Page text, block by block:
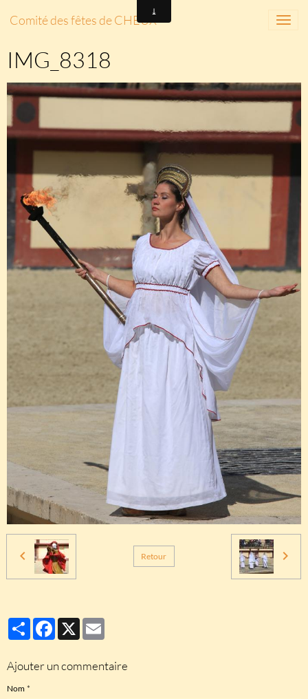
Comité des fêtes de CHEUX
IMG_8318
Retour
PartagerFacebook
X
Ajouter un commentaire
Nom